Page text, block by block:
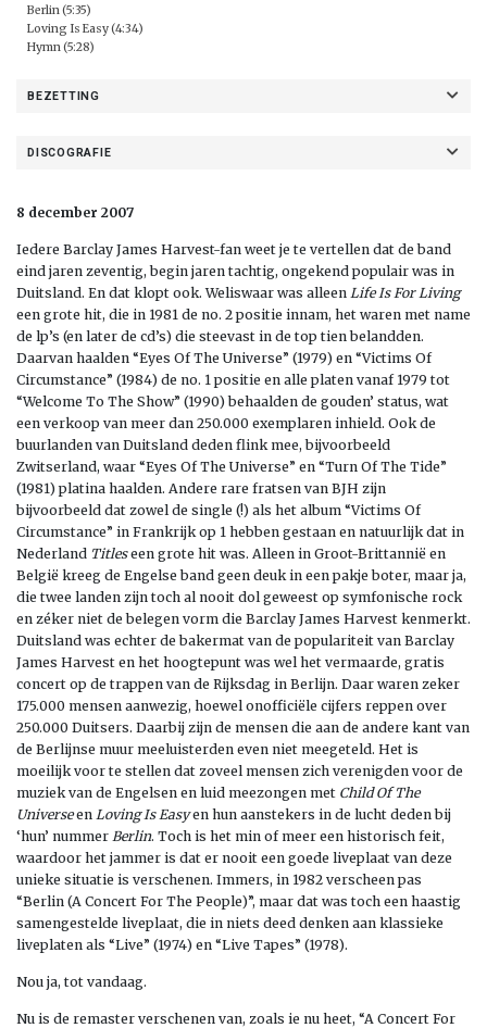
Berlin (5:35)
Loving Is Easy (4:34)
Hymn (5:28)
BEZETTING
DISCOGRAFIE
8 december 2007
Iedere Barclay James Harvest-fan weet je te vertellen dat de band
eind jaren zeventig, begin jaren tachtig, ongekend populair was in
Duitsland. En dat klopt ook. Weliswaar was alleen Life Is For Living
een grote hit, die in 1981 de no. 2 positie innam, het waren met name
de lp’s (en later de cd’s) die steevast in de top tien belandden.
Daarvan haalden “Eyes Of The Universe” (1979) en “Victims Of
Circumstance” (1984) de no. 1 positie en alle platen vanaf 1979 tot
“Welcome To The Show” (1990) behaalden de gouden’ status, wat
een verkoop van meer dan 250.000 exemplaren inhield. Ook de
buurlanden van Duitsland deden flink mee, bijvoorbeeld
Zwitserland, waar “Eyes Of The Universe” en “Turn Of The Tide”
(1981) platina haalden. Andere rare fratsen van BJH zijn
bijvoorbeeld dat zowel de single (!) als het album “Victims Of
Circumstance” in Frankrijk op 1 hebben gestaan en natuurlijk dat in
Nederland Titleseen grote hit was. Alleen in Groot-Brittannië en
België kreeg de Engelse band geen deuk in een pakje boter, maar ja,
die twee landen zijn toch al nooit dol geweest op symfonische rock
en zéker niet de belegen vorm die Barclay James Harvest kenmerkt.
Duitsland was echter de bakermat van de populariteit van Barclay
James Harvest en het hoogtepunt was wel het vermaarde, gratis
concert op de trappen van de Rijksdag in Berlijn. Daar waren zeker
175.000 mensen aanwezig, hoewel onofficiële cijfers reppen over
250.000 Duitsers. Daarbij zijn de mensen die aan de andere kant van
de Berlijnse muur meeluisterden even niet meegeteld. Het is
moeilijk voor te stellen dat zoveel mensen zich verenigden voor de
muziek van de Engelsen en luid meezongen met Child Of The
Universeen Loving Is Easyen hun aanstekers in de lucht deden bij
‘hun’ nummer Berlin. Toch is het min of meer een historisch feit,
waardoor het jammer is dat er nooit een goede liveplaat van deze
unieke situatie is verschenen. Immers, in 1982 verscheen pas
“Berlin (A Concert For The People)”, maar dat was toch een haastig
samengestelde liveplaat, die in niets deed denken aan klassieke
liveplaten als “Live” (1974) en “Live Tapes” (1978).
Nou ja, tot vandaag.
Nu is de remaster verschenen van, zoals ie nu heet, “A Concert For